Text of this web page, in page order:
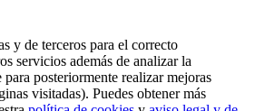
y de terceros para el correcto
servicios además de analizar la
posteriormente realizar mejoras
visitadas). Puedes obtener más